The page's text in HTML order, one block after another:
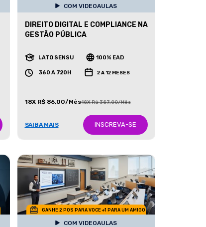
COM VIDEOAULAS
DIREITO DIGITAL E COMPLIANCE NA
GESTÃO PÚBLICA
LATO SENSU 100% EAD
360 A 720H 2 A 12 MESES
18X R$ 86,00/Mês18X R$ 387,00/Mês
SAIBA MAIS INSCREVA-SE
GANHE 2 POS PARA VOCE +1 PARA UM AMIGO
COM VIDEOAULAS